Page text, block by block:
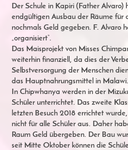
Der Schule in Kapiri (Father Alvaro)
endgültigen Ausbau der Räume für
nochmals Geld gegeben. F. Alvaro
„organisiert“.
Das Maisprojekt von Misses
weiterhin finanziell, da dies der
Selbstversorgung der Menschen
das Hauptnahrungsmittel in Malawi.
In Chipwhanya werden in der
Schüler unterrichtet. Das zweite
letzten Besuch 2018 errichtet
nicht für alle Schüler aus. Daher
Raum Geld übergeben. Der Bau
seit Mitte Oktober können die